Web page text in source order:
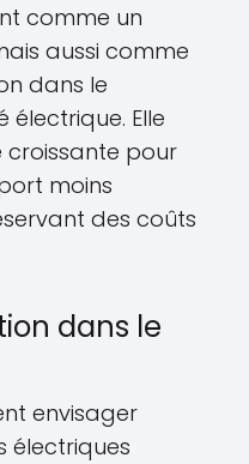
comme un
aussi comme
dans le
Elle
pour
moins
des coûts
dans le
envisager
électriques